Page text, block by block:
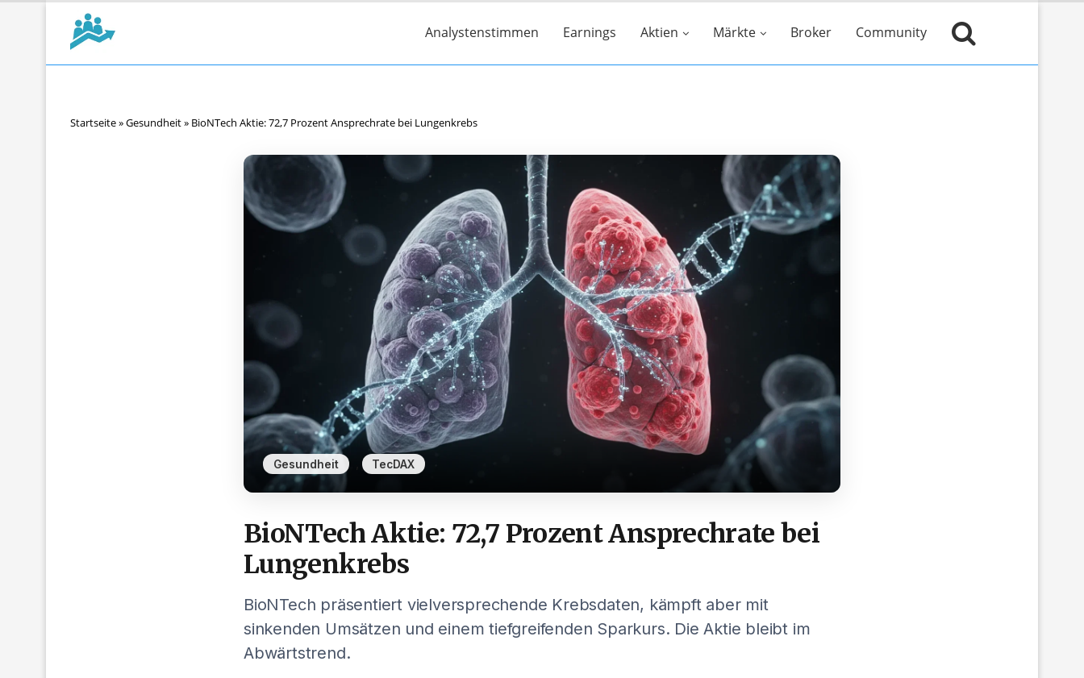
Analystenstimmen Earnings Aktien Märkte Broker Community
Startseite»Gesundheit» BioNTech Aktie: 72,7 Prozent Ansprechrate bei Lungenkrebs
Gesundheit TecDAX
BioNTech Aktie: 72,7 Prozent Ansprechrate bei
Lungenkrebs
BioNTech präsentiert vielversprechende Krebsdaten, kämpft aber mit
sinkenden Umsätzen und einem tiefgreifenden Sparkurs. Die Aktie bleibt im
Abwärtstrend.